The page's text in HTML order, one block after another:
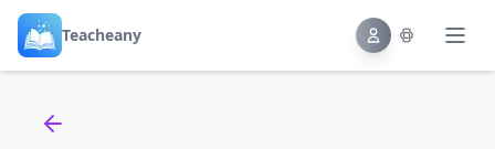
Teacheany
Back to tools